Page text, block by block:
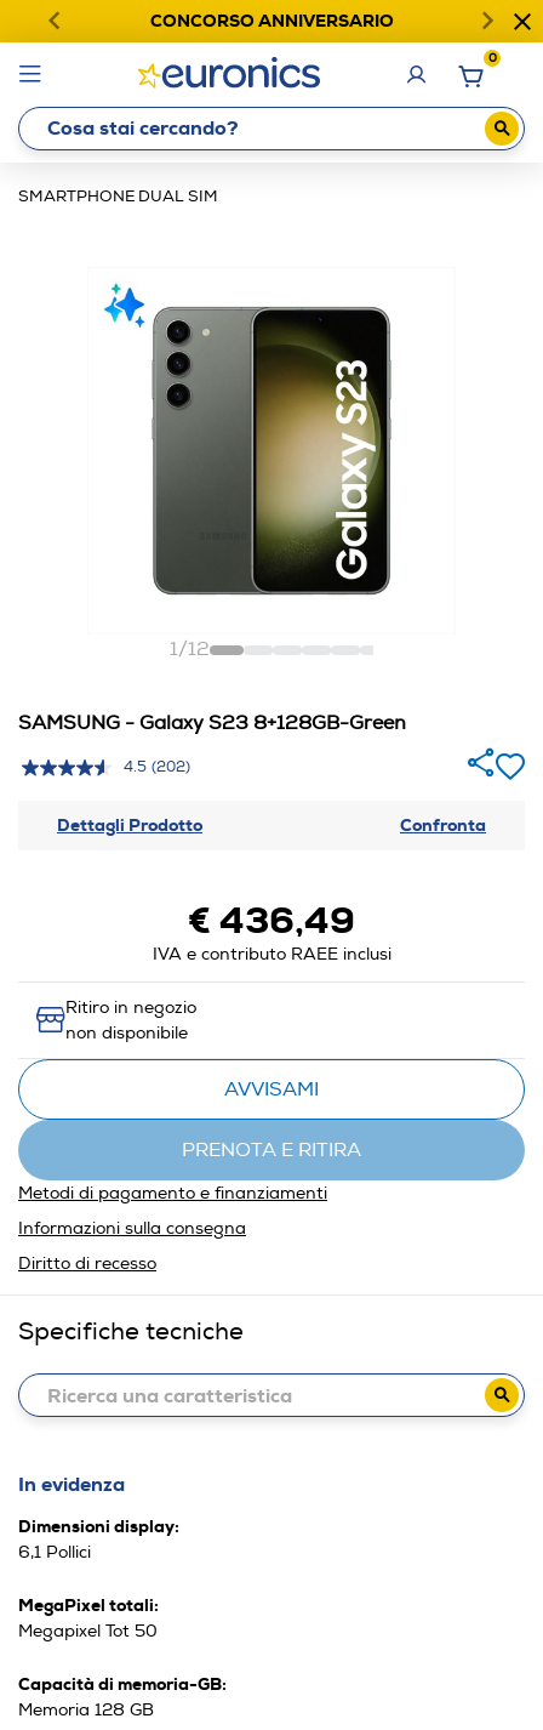
CONCORSO ANNIVERSARIO
0
SMARTPHONE DUAL SIM
1/12
SAMSUNG - Galaxy S23 8+128GB-Green
4.5 (202)
Dettagli Prodotto Confronta
€ 436,49
IVA e contributo RAEE inclusi
Ritiro in negozio
non disponibile
AVVISAMI
PRENOTA E RITIRA
Metodi di pagamento e finanziamenti
Informazioni sulla consegna
Diritto di recesso
Specifiche tecniche
In evidenza
Dimensioni display:
6,1 Pollici
MegaPixel totali:
Megapixel Tot 50
Capacità di memoria-GB:
Memoria 128 GB